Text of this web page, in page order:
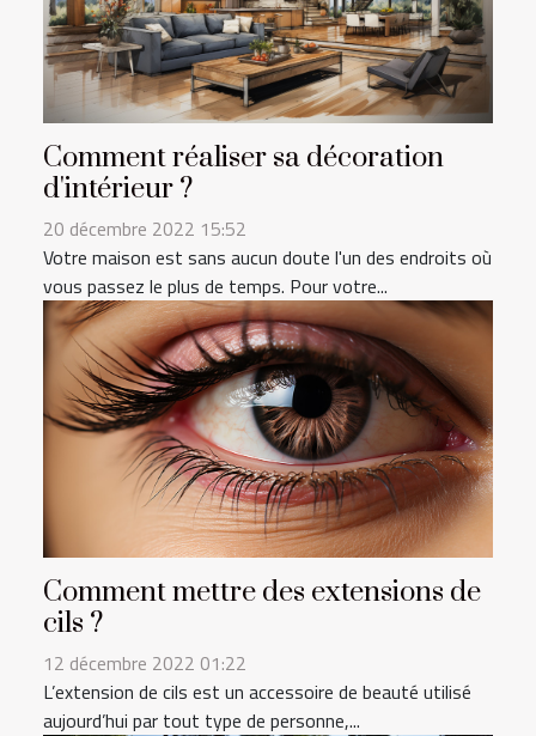
Comment réaliser sa décoration
d'intérieur ?
20 décembre 2022 15:52
Votre maison est sans aucun doute l'un des endroits où
vous passez le plus de temps. Pour votre...
Comment mettre des extensions de
cils ?
12 décembre 2022 01:22
L’extension de cils est un accessoire de beauté utilisé
aujourd’hui par tout type de personne,...